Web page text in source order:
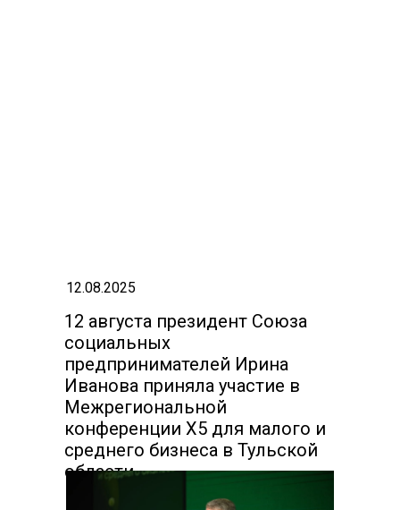
12 августа президент Союза
социальных
предпринимателей Ирина
Иванова приняла участие в
Межрегиональной
конференции Х5 для малого и
среднего бизнеса в Тульской
области
12.08.2025